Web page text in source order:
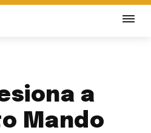
a
Mando